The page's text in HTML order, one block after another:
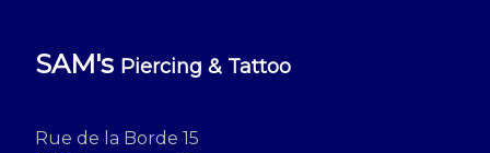
SAM's Piercing & Tattoo
Rue de la Borde 15